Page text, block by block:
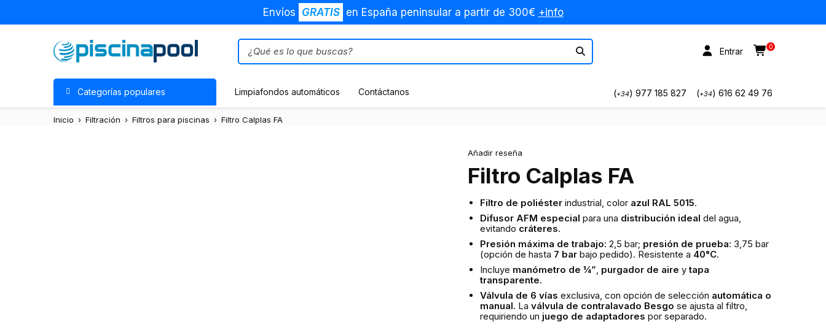
Envíos GRATIS en España peninsular a partir de 300€ +info
0
Entrar
Categorías populares Limpiafondos automáticos Contáctanos (+34) 977 185 827 (+34) 616 62 49 76
Inicio › Filtración › Filtros para piscinas › Filtro Calplas FA
Añadir reseña
Filtro Calplas FA
Filtro de poliésterindustrial, color azul RAL 5015.
Difusor AFM especial para una distribución ideal del agua,
evitando cráteres.
Presión máxima de trabajo: 2,5 bar; presión de prueba: 3,75 bar
(opción de hasta 7 barbajo pedido). Resistente a 40°C.
Incluye manómetro de 1⁄4”, purgador de aire ytapa
transparente.
Válvula de 6 vías exclusiva, con opción de selección automática o
manual. La válvula de contralavado Besgo se ajusta al filtro,
requiriendo un juego de adaptadores por separado.